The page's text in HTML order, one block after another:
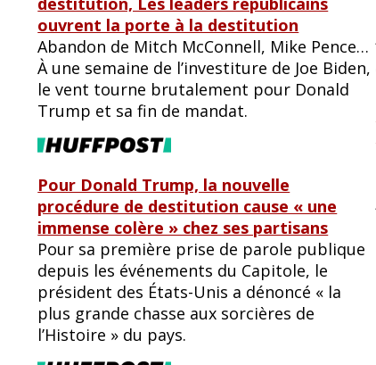
ouvrent la porte à la destitution
Abandon de Mitch McConnell, Mike Pence…
À une semaine de l’investiture de Joe Biden,
le vent tourne brutalement pour Donald
Trump et sa fin de mandat.
Pour Donald Trump, la nouvelle
procédure de destitution cause « une
immense colère » chez ses partisans
Pour sa première prise de parole publique
depuis les événements du Capitole, le
président des États-Unis a dénoncé « la
plus grande chasse aux sorcières de
l’Histoire » du pays.